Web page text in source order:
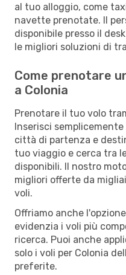
al tuo alloggio, come
navette prenotate. Il
disponibile presso il
le migliori soluzioni di
Come prenotare
a Colonia
Prenotare il tuo volo
Inserisci
città di partenza e
tuo viaggio e cerca tra
disponibili. Il nostro
migliori offerte da
voli.
Offriamo anche
evidenzia i voli più
ricerca. Puoi anche
solo i voli per Colonia
preferite.